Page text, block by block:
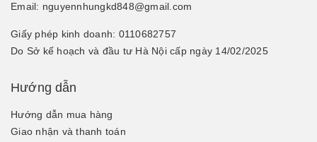
Email: nguyennhungkd848@gmail.com
Giấy phép kinh doanh: 0110682757
Do Sở kế hoạch và đầu tư Hà Nội cấp ngày 14/02/2025
Hướng dẫn
Hướng dẫn mua hàng
Giao nhận và thanh toán